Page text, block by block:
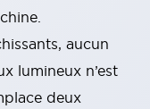
aucun
lumineux n’est
deux